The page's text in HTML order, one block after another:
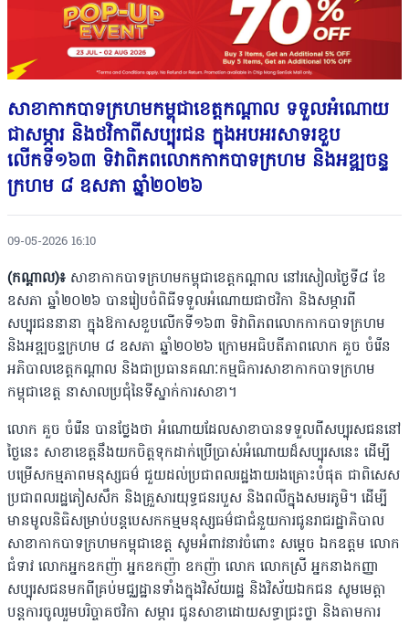
សាខាកាកបាទក្រហមកម្ពុជាខេត្តកណ្តាល ទទួលអំណោយ
ជាសម្ភារ និងថវិកាពីសប្បុរជន ក្នុងអបអរសាទរខួប
លើកទី១៦៣ ទិវាពិភពលោកកាកបាទក្រហម និងអឌ្ឍចន្ទ
ក្រហម ៨ ឧសភា ឆ្នាំ២០២៦
09-05-2026 16:10
(កណ្ដាល)៖ សាខាកាកបាទក្រហមកម្ពុជាខេត្តកណ្តាល នៅរសៀលថ្ងៃទី៨ ខែ
ឧសភា ឆ្នាំ២០២៦ បានរៀបចំពិធីទទួលអំណោយជាថវិកា និងសម្ភារពី
សប្បុរជននានា ក្នុងឱកាសខួបលើកទី១៦៣ ទិវាពិភពលោកកាកបាទក្រហម
និងអឌ្ឍចន្ទក្រហម ៨ ឧសភា ឆ្នាំ២០២៦ ក្រោមអធិបតីភាពលោក គួច ចំរើន
អភិបាលខេត្តកណ្តាល និងជាប្រធានគណៈកម្មធិការសាខាកាកបាទក្រហម
កម្ពុជាខេត្ត នាសាលប្រជុំនៃទីស្នាក់ការសាខា។
លោក គួច ចំរើន បានថ្លែងថា អំណោយដែលសាខាបានទទួលពីសប្បុរសជននៅ
ថ្ងៃនេះ សាខាខេត្តនឹងយកចិត្តទុកដាក់ប្រើប្រាស់អំណោយដ៏សប្បុរសនេះ ដើម្បី
បម្រើសកម្មភាពមនុស្សធម៌ ជួយដល់ប្រជាពលរដ្ឋងាយរងគ្រោះបំផុត ជាពិសេស
ប្រជាពលរដ្ឋភៀសសឹក និងគ្រួសារយុទ្ធជនរបួស និងពលីក្នុងសមរភូមិ។ ដើម្បី
មានមូលនិធិសម្រាប់បន្តបេសកកម្មមនុស្សធម៌ជាជំនួយការជូនរាជរដ្ឋាភិបាល
សាខាកាកបាទក្រហមកម្ពុជាខេត្ត សូមអំពាវនាវចំពោះ សម្តេច ឯកឧត្តម លោក
ជំទាវ លោកអ្នកឧកញ៉ា អ្នកឧកញ៉ា ឧកញ៉ា លោក លោកស្រី អ្នកនាងកញ្ញា
សប្បុរសជនមកពីគ្រប់មជ្ឈដ្ឋានទាំងក្នុងវិស័យរដ្ឋ និងវិស័យឯកជន សូមមេត្តា
បន្តការចូលរួមបរិច្ចាគថវិកា សម្ភារ ជូនសាខាដោយសទ្ធាជ្រះថ្លា និងតាមការ